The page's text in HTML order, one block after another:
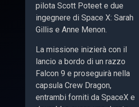
pilota Scott Poteet e due
ingegnere di Space X: Sarah
Gillis e Anne Menon.
La missione inizierà con il
lancio a bordo di un razzo
Falcon 9 e proseguirà nella
capsula Crew Dragon,
entrambi forniti da SpaceX e